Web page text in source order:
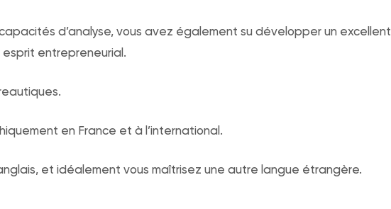
d’analyse, vous avez également su développer un excellent
entrepreneurial.
en France et à l’international.
et idéalement vous maîtrisez une autre langue étrangère.